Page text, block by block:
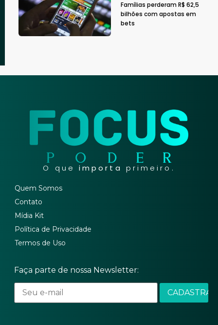
Famílias perderam R$ 62,5
bilhões com apostas em
bets
O que importa primeiro.
Quem Somos
Contato
Mídia Kit
Política de Privacidade
Termos de Uso
Faça parte de nossa Newsletter: